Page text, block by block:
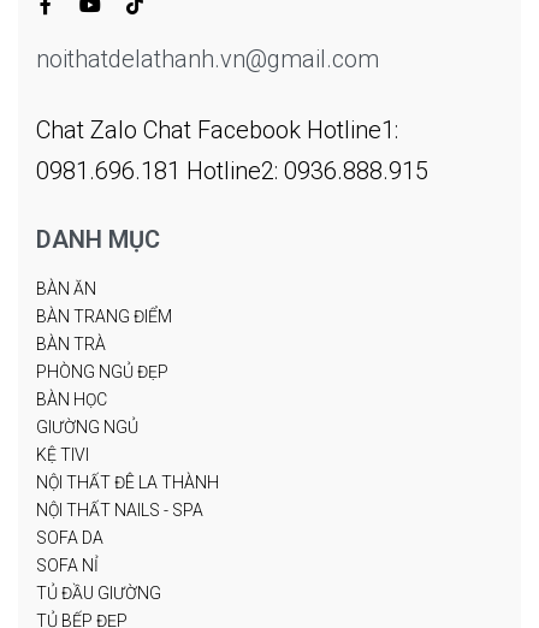
noithatdelathanh.vn@gmail.com
Chat Zalo Chat Facebook Hotline1:
0981.696.181 Hotline2: 0936.888.915
DANH MỤC
BÀN ĂN
BÀN TRANG ĐIỂM
BÀN TRÀ
PHÒNG NGỦ ĐẸP
BÀN HỌC
GIƯỜNG NGỦ
KỆ TIVI
NỘI THẤT ĐÊ LA THÀNH
NỘI THẤT NAILS - SPA
SOFA DA
SOFA NỈ
TỦ ĐẦU GIƯỜNG
TỦ BẾP ĐẸP